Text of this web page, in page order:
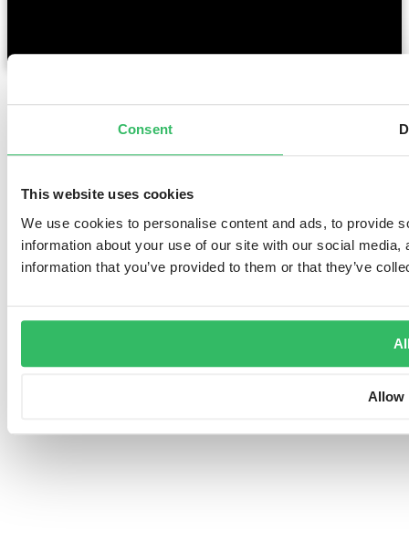
Consent
This website uses cookies
We use cookies to personalise content and ads, to provide
information about your use of our site with our social
information that you’ve provided to them or that they’ve
Allow